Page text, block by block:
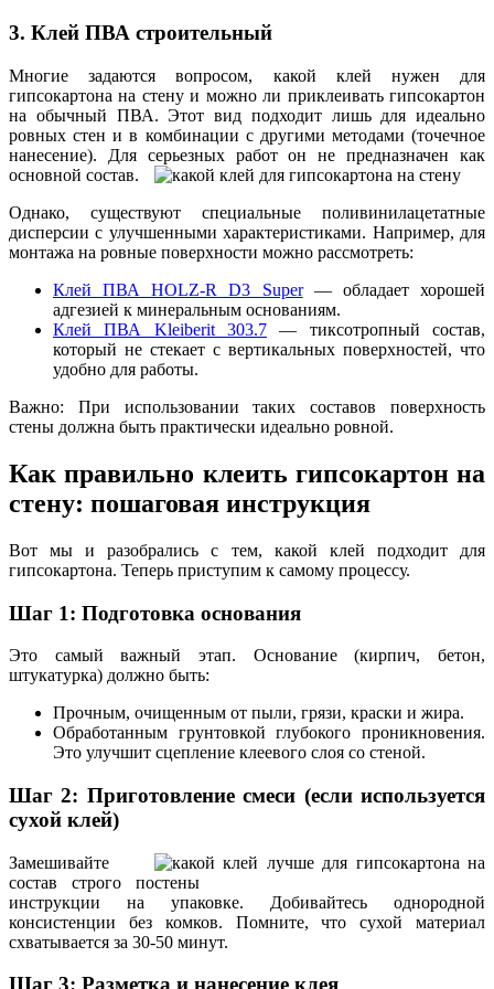
3. Клей ПВА строительный
Многие задаются вопросом, какой клей нужен для
гипсокартона на стену и можно ли приклеивать гипсокартон
на обычный ПВА. Этот вид подходит лишь для идеально
ровных стен и в комбинации с другими методами (точечное
нанесение). Для серьезных работ он не предназначен как
основной состав.
Однако, существуют специальные поливинилацетатные
дисперсии с улучшенными характеристиками. Например, для
монтажа на ровные поверхности можно рассмотреть:
Клей ПВА HOLZ-R D3 Super— обладает хорошей
адгезией к минеральным основаниям.
Клей ПВА Kleiberit 303.7 — тиксотропный состав,
который не стекает с вертикальных поверхностей, что
удобно для работы.
Важно: При использовании таких составов поверхность
стены должна быть практически идеально ровной.
Как правильно клеить гипсокартон на
стену: пошаговая инструкция
Вот мы и разобрались с тем, какой клей подходит для
гипсокартона. Теперь приступим к самому процессу.
Шаг 1: Подготовка основания
Это самый важный этап. Основание (кирпич, бетон,
штукатурка) должно быть:
Прочным, очищенным от пыли, грязи, краски и жира.
Обработанным грунтовкой глубокого проникновения.
Это улучшит сцепление клеевого слоя со стеной.
Шаг 2: Приготовление смеси (если используется
сухой клей)
Замешивайте
состав строго по
инструкции на упаковке. Добивайтесь однородной
консистенции без комков. Помните, что сухой материал
схватывается за 30-50 минут.